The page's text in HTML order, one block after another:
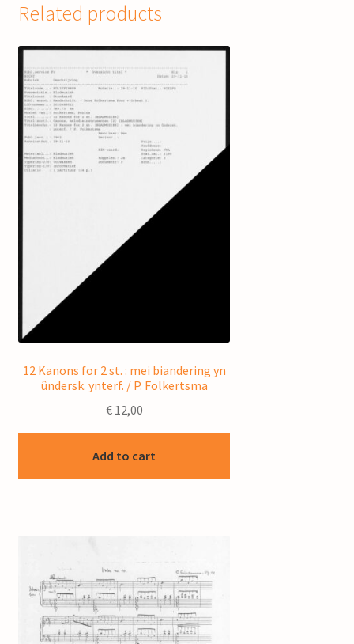
Related products
12 Kanons for 2 st. : mei biandering yn
ûndersk. ynterf. / P. Folkertsma
€12,00
Add to cart